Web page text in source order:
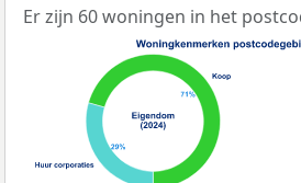
Er zijn 60 woningen in het